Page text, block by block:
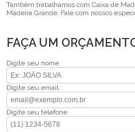
Também trabalhamos com Caixa de
Madeira Grande. Fale com nossos
FAÇA UM
Digite seu nome
Digite seu email
Digite seu telefone